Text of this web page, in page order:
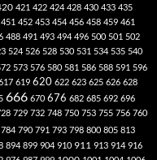
421 422 424 428 430 433 435
451 452 453 454 456 458 459 461
488 491 493 494 496 500 501 502
524 526 528 530 531 534 535 540
573 576 580 581 586 588 591 596
619 620 622 623 625 626 628
666 670 676 682 685 692 696
729 732 748 750 753 755 756 760
784 790 791 793 798 800 805 813
894 899 904 910 911 913 914 916